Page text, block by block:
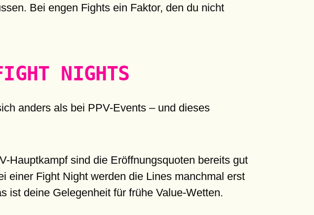
Bei engen Fights ein Faktor, den du nicht
NIGHTS
anders als bei PPV-Events – und dieses
Hauptkampf sind die Eröffnungsquoten bereits gut
einer Fight Night werden die Lines manchmal erst
ist deine Gelegenheit für frühe Value-Wetten.